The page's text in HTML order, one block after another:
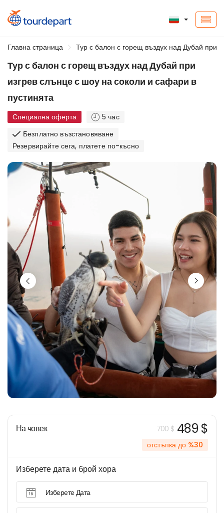
Главна страница Тур с балон с горещ въздух над Дубай при
Тур с балон с горещ въздух над Дубай при
изгрев слънце с шоу на соколи и сафари в
пустинята
Специална оферта
5 час
Безплатно възстановяване
Резервирайте сега, платете по-късно
На човек 700 $ 489 $
отстъпка до %30
Изберете дата и брой хора
Изберете Дата